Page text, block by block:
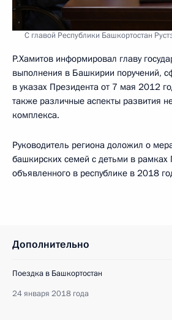
С главой Республики Башкортостан
Р.Хамитов информировал главу
выполнения в Башкирии поручений,
в указах Президента от 7 мая 2012
также различные аспекты развития
комплекса.
Руководитель региона доложил о
башкирских семей с детьми в рамках
объявленного в республике в 2018
Дополнительно
Поездка в Башкортостан
24 января 2018 года